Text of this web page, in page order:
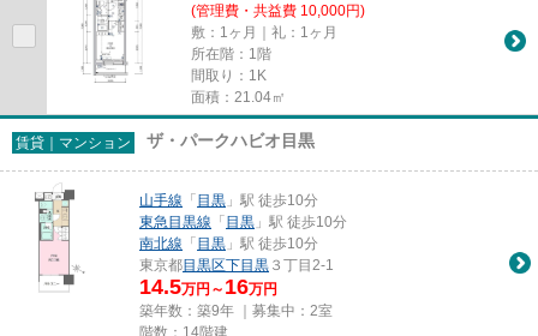
(管理費・共益費 10,000円)
敷：1ヶ月｜礼：1ヶ月
所在階：1階
間取り：1K
面積：21.04㎡
賃貸｜マンション ザ・パークハビオ目黒
山手線 「 目黒 」駅 徒歩10分
東急目黒線 「 目黒 」駅 徒歩10分
南北線 「 目黒 」駅 徒歩10分
東京都目黒区下目黒 ３丁目2-1
14.5万円～ 16万円
築年数：築9年 ｜募集中： 2室
階数：14階建